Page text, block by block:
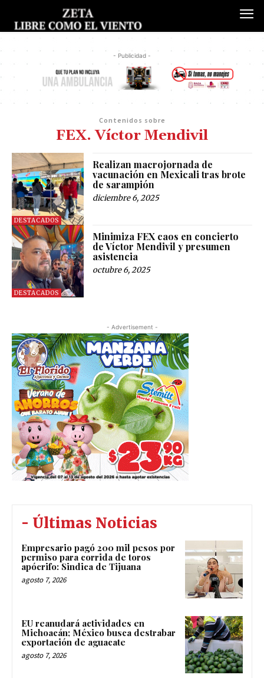
- Publicidad -
Contenidos sobre
FEX. Víctor Mendivil
DESTACADOS
Realizan macrojornada de
vacunación en Mexicali tras brote
de sarampión
diciembre 6, 2025
DESTACADOS
Minimiza FEX caos en concierto
de Víctor Mendivil y presumen
asistencia
octubre 6, 2025
- Advertisement -
- Últimas Noticias
Empresario pagó 200 mil pesos por
permiso para corrida de toros
apócrifo: Sindica de Tijuana
agosto 7, 2026
EU reanudará actividades en
Michoacán; México busca destrabar
exportación de aguacate
agosto 7, 2026